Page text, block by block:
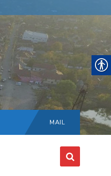
Choose
language:
MAIL